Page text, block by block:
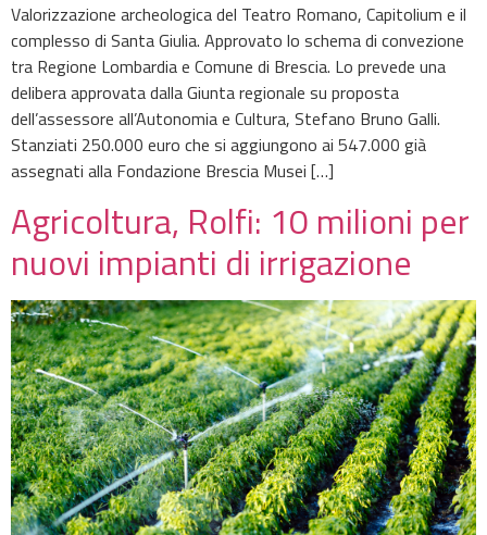
Valorizzazione archeologica del Teatro Romano, Capitolium e il
complesso di Santa Giulia. Approvato lo schema di convezione
tra Regione Lombardia e Comune di Brescia. Lo prevede una
delibera approvata dalla Giunta regionale su proposta
dell’assessore all’Autonomia e Cultura, Stefano Bruno Galli.
Stanziati 250.000 euro che si aggiungono ai 547.000 già
assegnati alla Fondazione Brescia Musei […]
Agricoltura, Rolfi: 10 milioni per
nuovi impianti di irrigazione